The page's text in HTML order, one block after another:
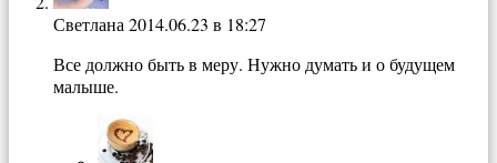
Светлана 2014.06.23 в 18:27
Все должно быть в меру. Нужно думать и о будущем
малыше.